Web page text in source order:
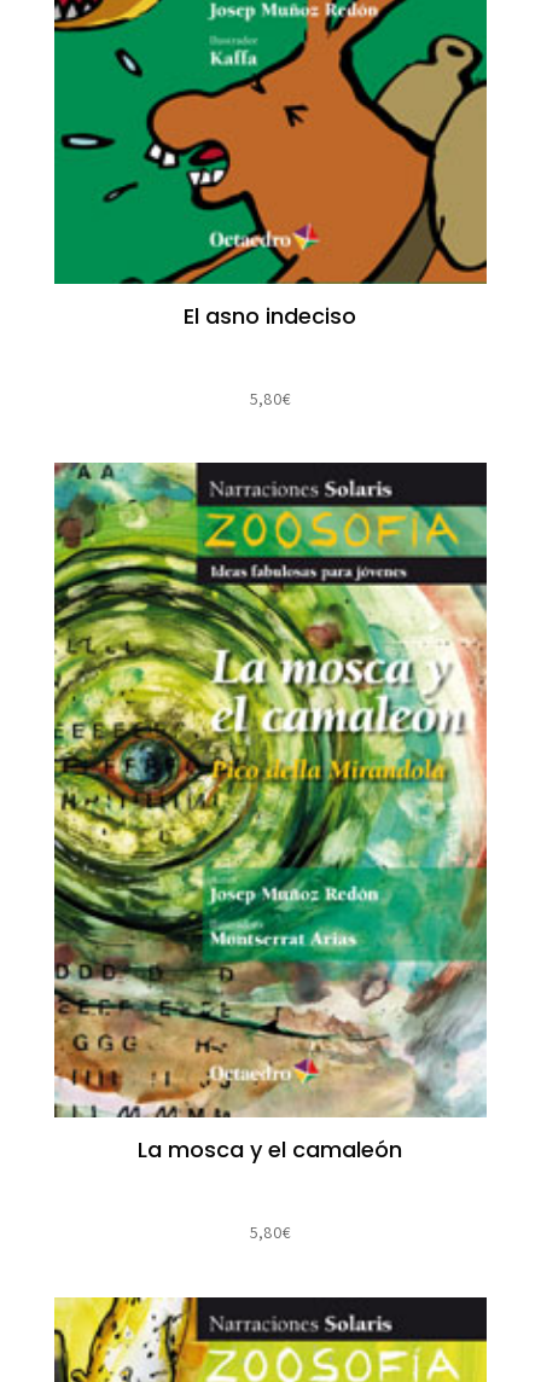
El asno indeciso
5,80€
La mosca y el camaleón
5,80€